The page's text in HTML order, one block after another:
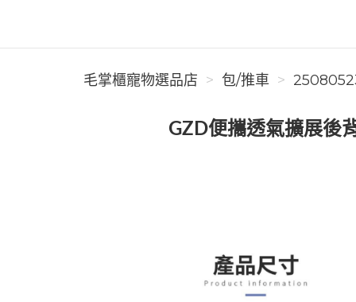
毛掌櫃寵物選品店 包/推車
GZD便攜透氣擴展後